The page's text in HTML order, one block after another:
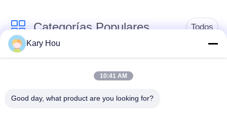
Categorías Populares Todos
de malla de alambre
soldadora del
soldadora del
Kary Hou
10:41 AM
Good day, what product are you looking for?